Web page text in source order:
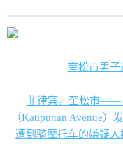
奎松市男子
菲律宾，奎松市——
（Katipunan Avenue
遭到骑摩托车的嫌疑